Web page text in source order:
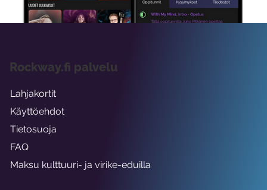
Rockway.fi palvelu
Lahjakortit
Käyttöehdot
Tietosuoja
FAQ
Maksu kulttuuri- ja virike-eduilla